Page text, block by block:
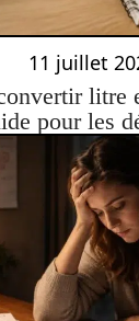
11 juillet
litre
pour les